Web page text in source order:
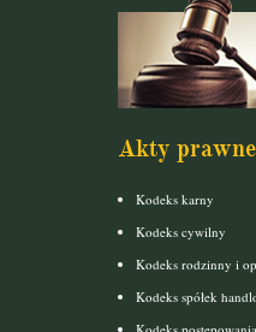
Akty prawne
Kodeks karny
Kodeks cywilny
Kodeks rodzinny i
Kodeks spółek